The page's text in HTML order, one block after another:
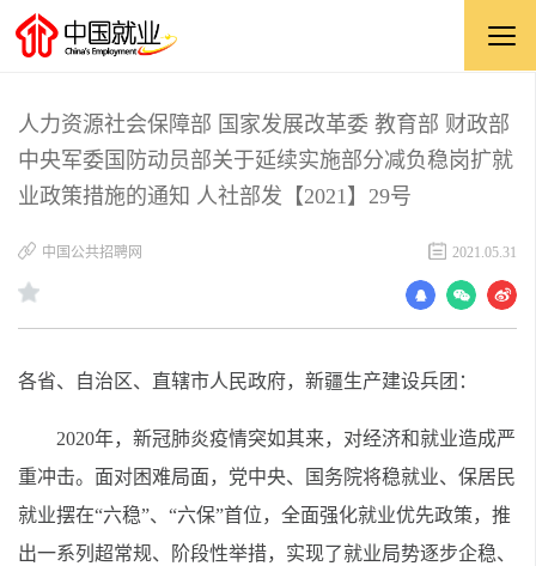
人力资源社会保障部 国家发展改革委 教育部 财政部
中央军委国防动员部关于延续实施部分减负稳岗扩就
业政策措施的通知 人社部发【2021】29号
中国公共招聘网 2021.05.31
各省、自治区、直辖市人民政府，新疆生产建设兵团：
2020年，新冠肺炎疫情突如其来，对经济和就业造成严
重冲击。面对困难局面，党中央、国务院将稳就业、保居民
就业摆在“六稳”、“六保”首位，全面强化就业优先政策，推
出一系列超常规、阶段性举措，实现了就业局势逐步企稳、